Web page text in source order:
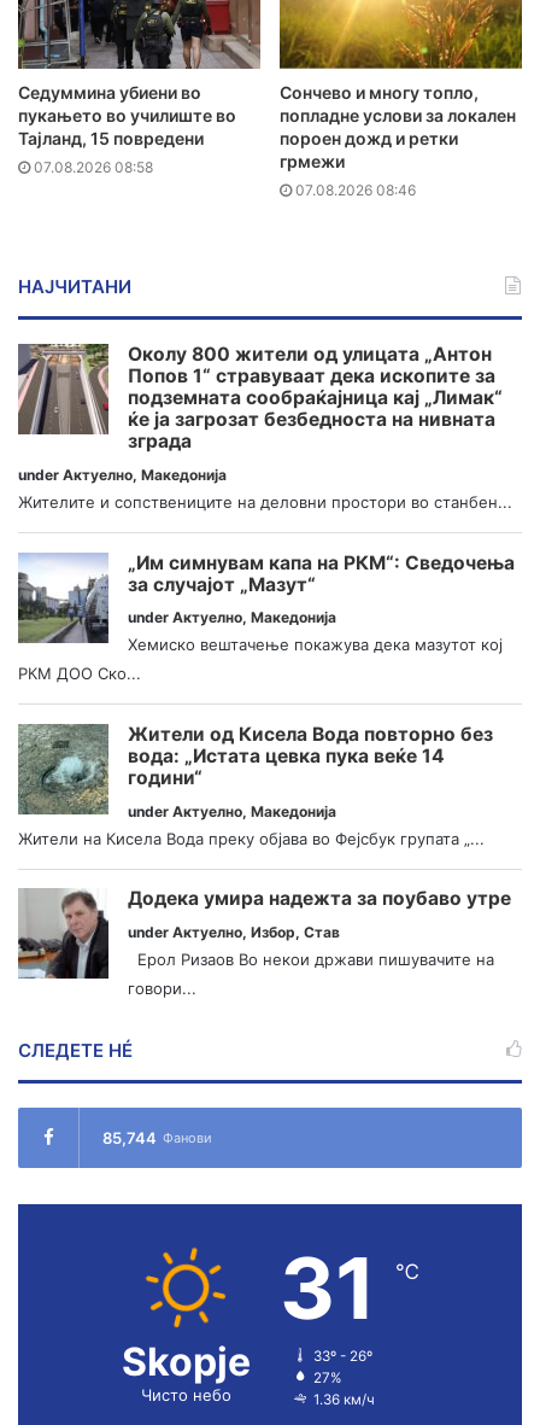
Седуммина убиени во
пукањето во училиште во
Тајланд, 15 повредени
07.08.2026 08:58
Сончево и многу топло,
попладне услови за локален
пороен дожд и ретки
грмежи
07.08.2026 08:46
НАЈЧИТАНИ
Околу 800 жители од улицата „Антон
Попов 1“ стравуваат дека ископите за
подземната сообраќајница кај „Лимак“
ќе ја загрозат безбедноста на нивната
зграда
under Актуелно, Македонија
Жителите и сопствениците на деловни простори во станбен...
„Им симнувам капа на РКМ“: Сведочења
за случајот „Мазут“
under Актуелно, Македонија
Хемиско вештачење покажува дека мазутот кој
РКМ ДОО Ско...
Жители од Кисела Вода повторно без
вода: „Истата цевка пука веќе 14
години“
under Актуелно, Македонија
Жители на Кисела Вода преку објава во Фејсбук групата „...
Додека умира надежта за поубаво утре
under Актуелно, Избор, Став
Ерол Ризаов Во некои држави пишувачите на
говори...
СЛЕДЕТЕ НÉ
85,744 Фанови
Skopje
Чисто небо
31 ℃
33º - 26º
27%
1.36 км/ч